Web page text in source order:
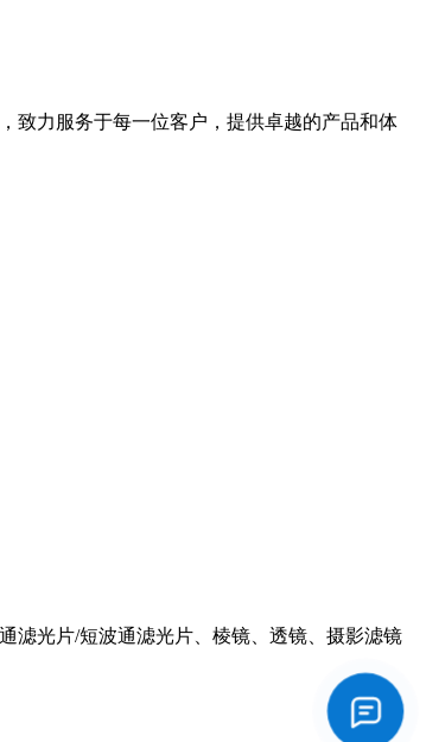
致力服务于每一位客户，提供卓越的产品和体
滤光片/短波通滤光片、棱镜、透镜、摄影滤镜